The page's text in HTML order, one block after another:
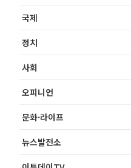
국제
정치
사회
오피니언
문화·라이프
뉴스발전소